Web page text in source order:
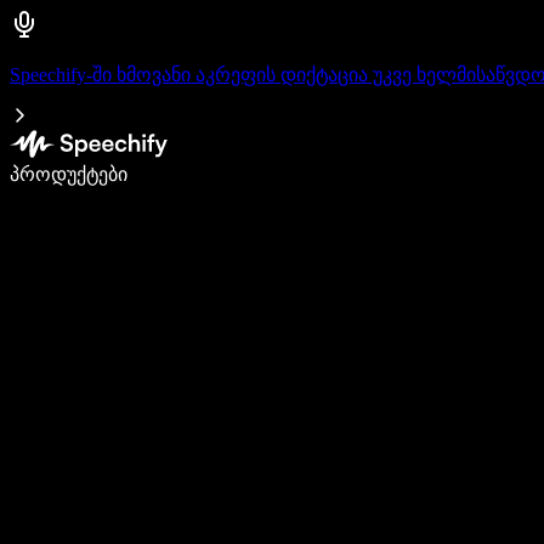
Speechify-ში ხმოვანი აკრეფის დიქტაცია უკვე
პროდუქტები
დაწერე 5-ჯერ სწრაფად ხმით კარნახით